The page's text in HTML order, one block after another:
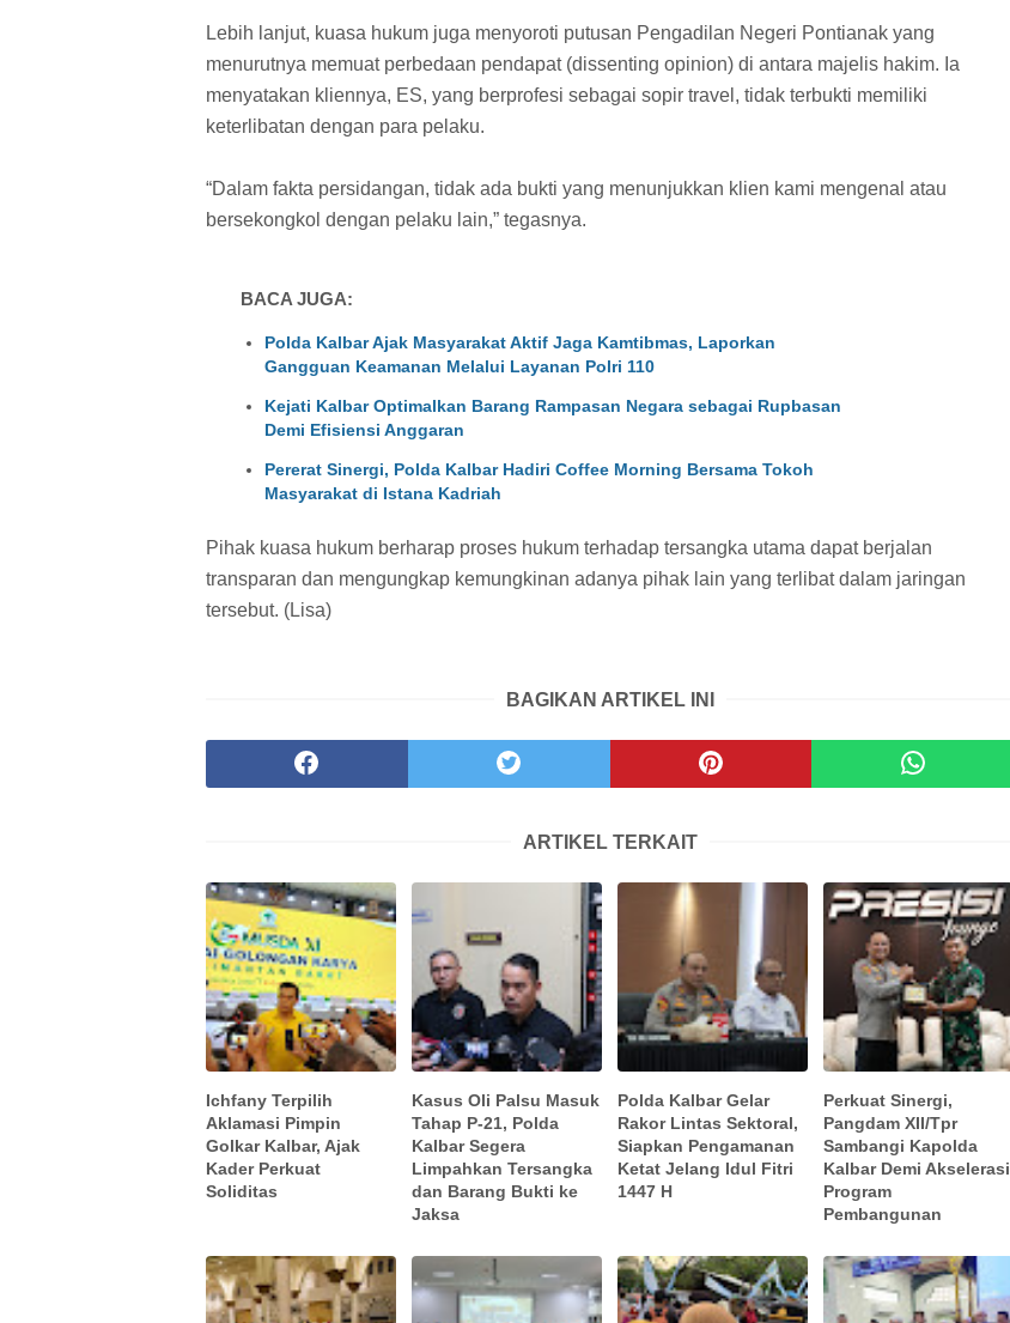
Lebih lanjut, kuasa hukum juga menyoroti putusan Pengadilan Negeri Pontianak yang
menurutnya memuat perbedaan pendapat (dissenting opinion) di antara majelis hakim. Ia
menyatakan kliennya, ES, yang berprofesi sebagai sopir travel, tidak terbukti memiliki
keterlibatan dengan para pelaku.
“Dalam fakta persidangan, tidak ada bukti yang menunjukkan klien kami mengenal atau
bersekongkol dengan pelaku lain,” tegasnya.
BACA JUGA:
Polda Kalbar Ajak Masyarakat Aktif Jaga Kamtibmas, Laporkan
Gangguan Keamanan Melalui Layanan Polri 110
Kejati Kalbar Optimalkan Barang Rampasan Negara sebagai Rupbasan
Demi Efisiensi Anggaran
Pererat Sinergi, Polda Kalbar Hadiri Coffee Morning Bersama Tokoh
Masyarakat di Istana Kadriah
Pihak kuasa hukum berharap proses hukum terhadap tersangka utama dapat berjalan
transparan dan mengungkap kemungkinan adanya pihak lain yang terlibat dalam jaringan
tersebut. (Lisa)
BAGIKAN ARTIKEL INI
ARTIKEL TERKAIT
Ichfany Terpilih
Aklamasi Pimpin
Golkar Kalbar, Ajak
Kader Perkuat
Soliditas
Kasus Oli Palsu Masuk
Tahap P-21, Polda
Kalbar Segera
Limpahkan Tersangka
dan Barang Bukti ke
Jaksa
Polda Kalbar Gelar
Rakor Lintas Sektoral,
Siapkan Pengamanan
Ketat Jelang Idul Fitri
1447 H
Perkuat Sinergi,
Pangdam XII/Tpr
Sambangi Kapolda
Kalbar Demi Akselerasi
Program
Pembangunan